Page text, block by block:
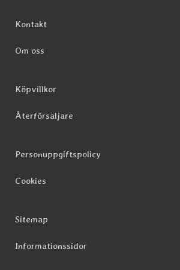
Kontakt
Om oss
Köpvillkor
Återförsäljare
Personuppgiftspolicy
Cookies
Sitemap
Informationssidor